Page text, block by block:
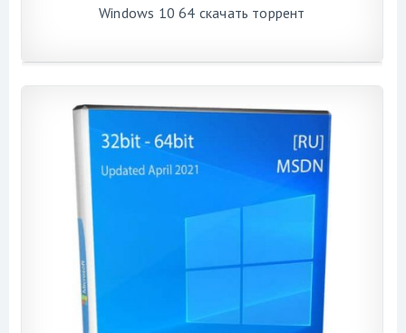
Windows 10 64 скачать торрент